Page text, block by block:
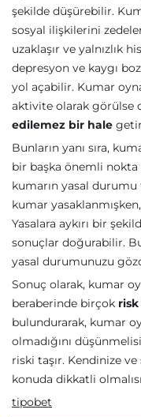
şekilde düşürebilir.
sosyal ilişkilerini
uzaklaşır ve yalnızlık
depresyon ve kaygı
yol açabilir. Kumar
aktivite olarak görülse
edilemez bir hale
Bunların yanı sıra,
bir başka önemli nokta
kumarın yasal durumu
kumar
Yasalara aykırı bir
sonuçlar doğurabilir.
yasal durumunuzu
Sonuç olarak, kumar
beraberinde birçok risk
bulundurarak, kumar
olmadığını
riski taşır. Kendinize
konuda dikkatli
tipobet